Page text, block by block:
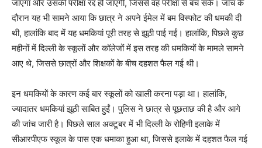
जाएगा और उसकी परीक्षा रद्द हो जाएगी, जिससे वह परीक्षा से बच सके। जांच के
दौरान यह भी सामने आया कि छात्र ने अपने ईमेल में बम विस्फोट की धमकी दी
थी, हालांकि बाद में यह धमकियां पूरी तरह से झूठी पाई गईं। हालांकि, पिछले कुछ
महीनों में दिल्ली के स्कूलों और कॉलेजों में इस तरह की धमकियों के मामले सामने
आए थे, जिससे छात्रों और शिक्षकों के बीच दहशत फैल गई थी।
इन धमकियों के कारण कई बार स्कूलों को खाली करना पड़ा था। हालांकि,
ज्यादातर धमकियां झूठी साबित हुईं। पुलिस ने छात्र से पूछताछ की है और आगे
की जांच जारी है। पिछले साल अक्टूबर में भी दिल्ली के रोहिणी इलाके में
सीआरपीएफ स्कूल के पास एक धमाका हुआ था, जिससे इलाके में दहशत फैल गई